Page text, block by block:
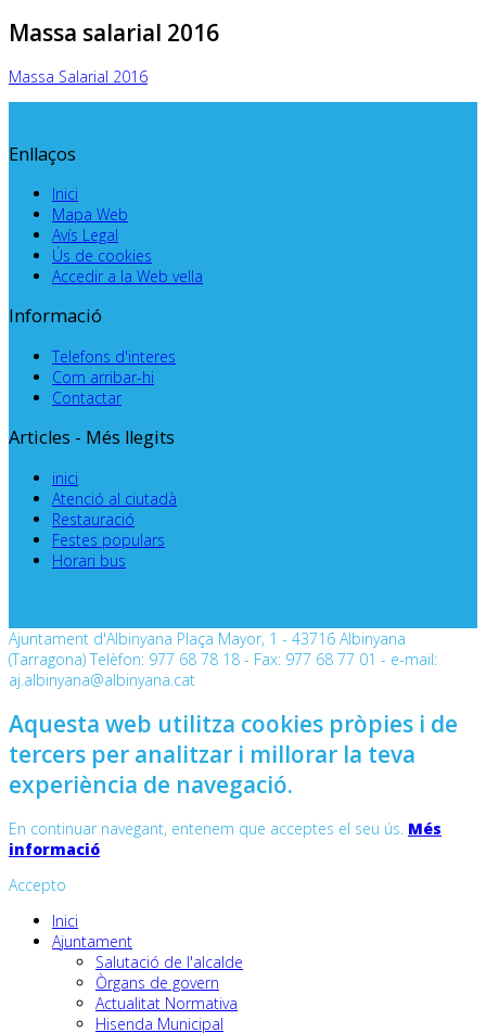
Massa salarial 2016
Massa Salarial 2016
Enllaços
Inici
Mapa Web
Avís Legal
Ús de cookies
Accedir a la Web vella
Informació
Telefons d'interes
Com arribar-hi
Contactar
Articles - Més llegits
inici
Atenció al ciutadà
Restauració
Festes populars
Horari bus
Ajuntament d'Albinyana Plaça Mayor, 1 - 43716 Albinyana
(Tarragona) Telèfon: 977 68 78 18 - Fax: 977 68 77 01 - e-mail:
aj.albinyana@albinyana.cat
Aquesta web utilitza cookies pròpies i de
tercers per analitzar i millorar la teva
experiència de navegació.
En continuar navegant, entenem que acceptes el seu ús. Més
informació
Accepto
Inici
Ajuntament
Salutació de l'alcalde
Òrgans de govern
Actualitat Normativa
Hisenda Municipal